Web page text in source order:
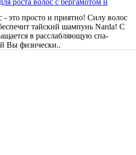
роста волос с бергамотом и
- это просто и приятно! Силу волос
тайский шампунь Narda! С
в расслабляющую спа-
Вы физически..